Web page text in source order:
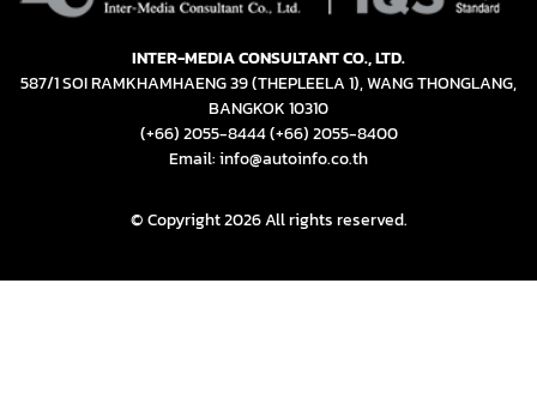
INTER-MEDIA CONSULTANT CO., LTD.
587/1 SOI RAMKHAMHAENG 39 (THEPLEELA 1), WANG THONGLANG,
BANGKOK 10310
(+66) 2055-8444(+66) 2055-8400
Email: info@autoinfo.co.th
© Copyright 2026 All rights reserved.